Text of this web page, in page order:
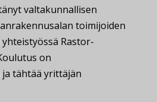
valtakunnallisen
toimijoiden
Rastor-
on
tähtää yrittäjän